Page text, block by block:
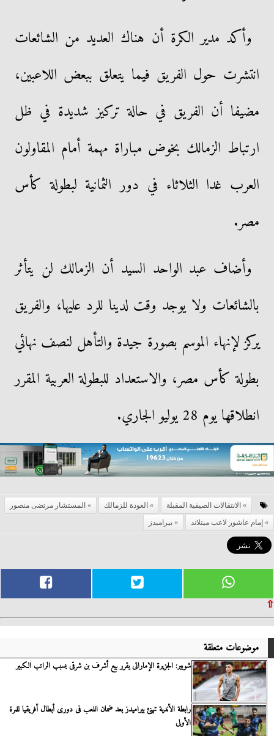
وأكد مدير الكرة أن هناك العديد من الشائعات
انتشرت حول الفريق فيما يتعلق ببعض اللاعبين،
مضيفا أن الفريق في حالة تركيز شديدة في ظل
ارتباط الزمالك بخوض مباراة مهمة أمام المقاولون
العرب غدا الثلاثاء في دور الثمانية لبطولة كأس
مصر.
وأضاف عبد الواحد السيد أن الزمالك لن يتأثر
بالشائعات ولا يوجد وقت لدينا للرد عليها، والفريق
يركز لإنهاء الموسم بصورة جيدة والتأهل لنصف نهائي
بطولة كأس مصر، والاستعداد للبطولة العربية المقرر
انطلاقها يوم 28 يوليو الجاري.
الانتقالات الصيفية المقبلة العودة للزمالك
المستشار مرتضى منصور
إمام عاشور لاعب ميتلاند
بيراميدز
⇧
موضوعات متعلقة
شوبير: الجزيرة الإماراتى يقرر بيع أشرف بن شرقى بسبب الراتب الكبير
رابطة الأندية تهنئ بيراميدز بعد ضمان اللعب فى دورى أبطال أفريقيا للمرة
الأولى